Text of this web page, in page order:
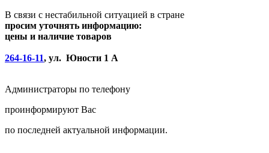
В связи с нестабильной ситуацией в стране
просим уточнять информацию:
цены и наличие товаров
264-16-11, ул. Юности 1 А
Администраторы по телефону
проинформируют Вас
по последней актуальной информации.